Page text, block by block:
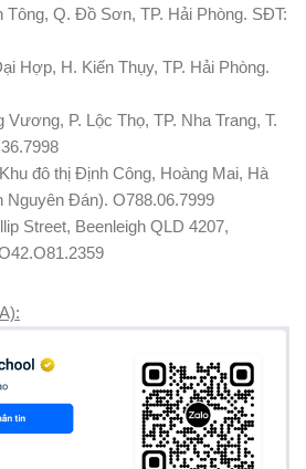
Tông, Q. Đồ Sơn, TP. Hải Phòng. SĐT:
Hợp, H. Kiến Thụy, TP. Hải Phòng.
Vương, P. Lộc Thọ, TP. Nha Trang, T.
đô thị Định Công, Hoàng Mai, Hà
Nguyên Đán). O788.06.7999
Street, Beenleigh QLD 4207,